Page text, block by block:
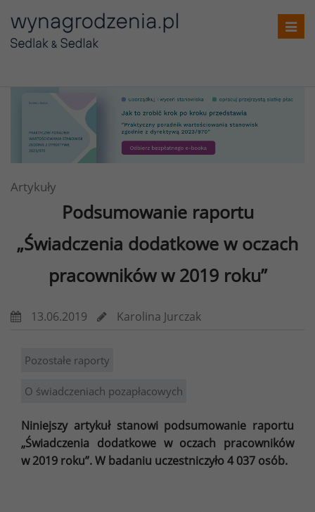
Artykuły
Podsumowanie raportu
„Świadczenia dodatkowe w oczach
pracowników w 2019 roku”
13.06.2019 Karolina Jurczak
Pozostałe raporty
O świadczeniach pozapłacowych
Niniejszy artykuł stanowi podsumowanie raportu
„Świadczenia dodatkowe w oczach pracowników
w 2019 roku”. W badaniu uczestniczyło 4 037 osób.